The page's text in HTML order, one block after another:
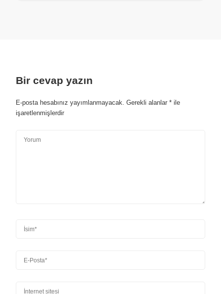
Bir cevap yazın
E-posta hesabınız yayımlanmayacak. Gerekli alanlar * ile
işaretlenmişlerdir